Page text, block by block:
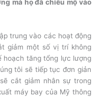
mà họ đã chiêu mộ vào
trung vào các hoạt động
giảm một số vị trí không
hoạch tăng tổng lực lượng
tôi sẽ tiếp tục đơn giản
cắt giảm nhân sự trong
máy bay của Mỹ thông